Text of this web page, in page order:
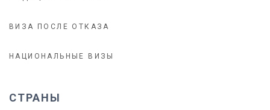
ВИЗА ПОСЛЕ ОТКАЗА
НАЦИОНАЛЬНЫЕ ВИЗЫ
СТРАНЫ